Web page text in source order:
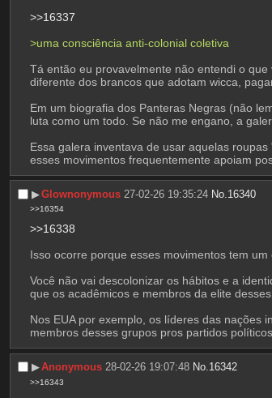
>>16337
>uma consciência anti-colonial coletiva
Tá então eu provavelmente não entendi o
diferente dos brancos que adotam wicca,
Em um biografia dos Panteras Negras (não
luta como um todo. Se não me engano, a
Essa galera inventava de usar aquelas
esses movimentos frequentemente apoiam
▶︎Glownonymous 27-02-26 19:35:24 No. 16340
>>16354
>>16338
Isso ocorre porque esses movimentos tem
Você não vai descolonizar os hábitos e a
que os acadêmicos e membros da elite
Nos EUA por exemplo, os líderes das nações
membros desses grupos pros partidos
▶︎Anonymous 28-02-26 19:07:48 No.16342
>>16343